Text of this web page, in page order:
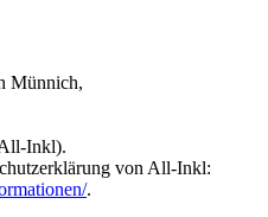
Münnich,
Inkl).
von All-Inkl:
.